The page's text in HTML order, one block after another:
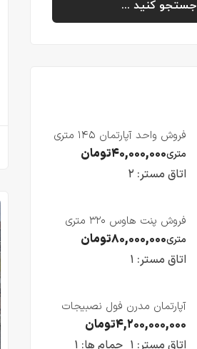
جستجو کنید ...
فروش واحد آپارتمان ۱۴۵ متری
با ویو رو به دریا در فریدونکنار
متری۴۰,۰۰۰,۰۰۰تومان
اتاق مستر: ۲
فروش پنت هاوس ۳۲۰ متری
لوکس در طبقه چهاردهم
فریدونکنار
متری۸۰,۰۰۰,۰۰۰تومان
اتاق مستر: ۱
آپارتمان مدرن فول نصبیجات
ساحلی/فریدونکنار
۴,۲۰۰,۰۰۰,۰۰۰تومان
اتاق مستر: ۱ حمام ها: ۱